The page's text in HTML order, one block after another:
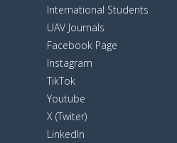
International Students
UAV Journals
Facebook Page
Instagram
TikTok
Youtube
X (Twiter)
LinkedIn